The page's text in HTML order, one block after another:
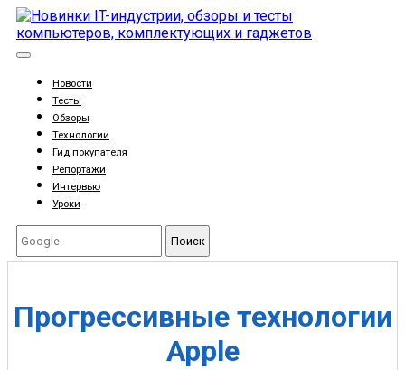
Новости
Тесты
Обзоры
Технологии
Гид покупателя
Репортажи
Интервью
Уроки
Поиск
Прогрессивные технологии
Apple